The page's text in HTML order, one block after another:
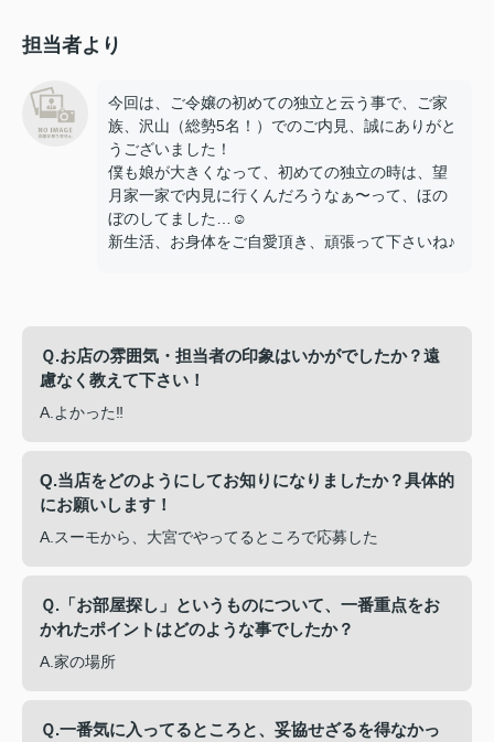
担当者より
今回は、ご令嬢の初めての独立と云う事で、ご家
族、沢山（総勢5名！）でのご内見、誠にありがと
うございました！
僕も娘が大きくなって、初めての独立の時は、望
月家一家で内見に行くんだろうなぁ〜って、ほの
ぼのしてました…☺️
新生活、お身体をご自愛頂き、頑張って下さいね♪
Ｑ.お店の雰囲気・担当者の印象はいかがでしたか？遠
慮なく教えて下さい！
A.よかった‼︎
Q.当店をどのようにしてお知りになりましたか？具体的
にお願いします！
A.スーモから、大宮でやってるところで応募した
Ｑ.「お部屋探し」というものについて、一番重点をお
かれたポイントはどのような事でしたか？
A.家の場所
Ｑ.一番気に入ってるところと、妥協せざるを得なかっ